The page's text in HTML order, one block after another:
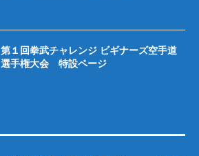
第１回拳武チャレンジ ビギナーズ空手道
選手権大会 特設ページ